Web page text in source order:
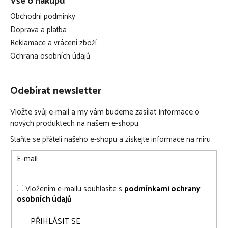
Obchodní podmínky
Doprava a platba
Reklamace a vrácení zboží
Ochrana osobních údajů
Odebírat newsletter
Vložte svůj e-mail a my vám budeme zasílat informace o
nových produktech na našem e-shopu.
Staňte se přáteli našeho e-shopu a získejte informace na míru
E-mail
Vložením e-mailu souhlasíte s podmínkami ochrany
osobních údajů
PŘIHLÁSIT SE